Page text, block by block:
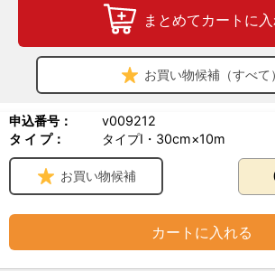
まとめてカートに
お買い物候補（すべて）
申込番号：
v009212
タ イ プ：
タイプI・30cm×10m
お買い物候補
カートに入れる